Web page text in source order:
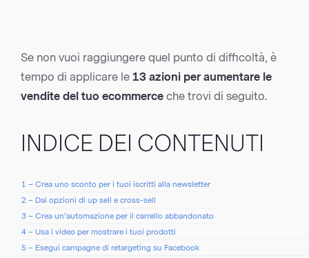
Se non vuoi raggiungere quel punto di difficoltà, è
tempo di applicare le 13 azioni per aumentare le
vendite del tuo ecommerce che trovi di seguito.
INDICE DEI CONTENUTI
1 – Crea uno sconto per i tuoi iscritti alla newsletter
2 – Dai opzioni di up sell e cross-sell
3 – Crea un’automazione per il carrello abbandonato
4 – Usa i video per mostrare i tuoi prodotti
5 – Esegui campagne di retargeting su Facebook